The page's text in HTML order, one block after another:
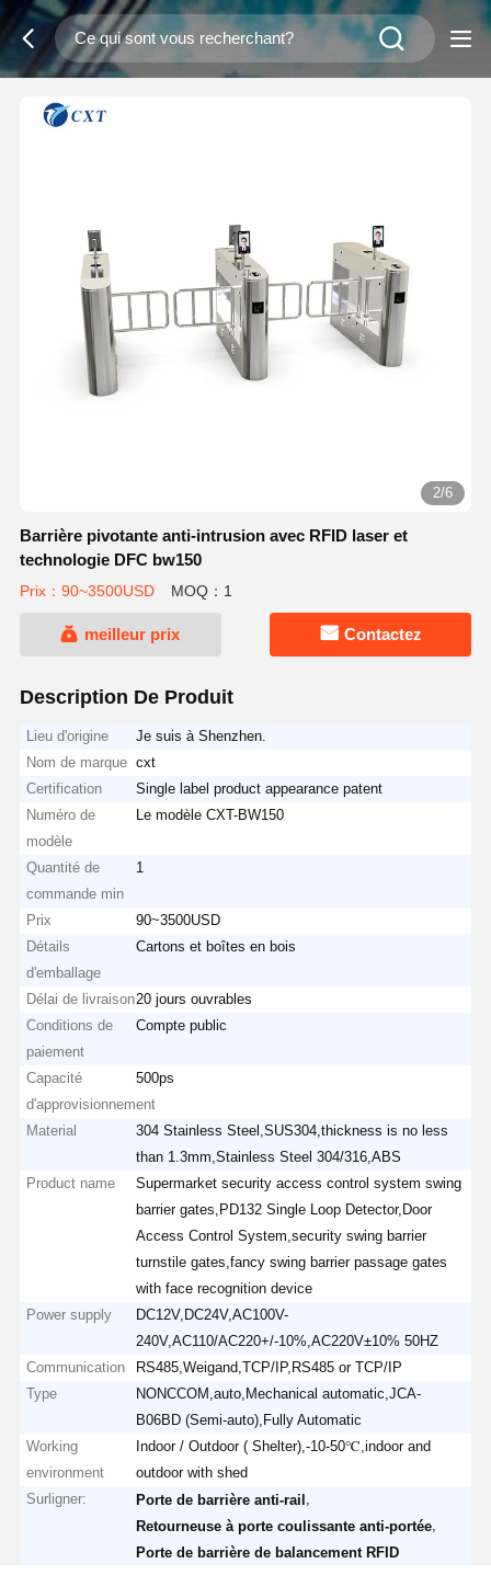
3/6
Barrière pivotante anti-intrusion avec RFID laser et
technologie DFC bw150
Prix：90~3500USD MOQ：1
meilleur prix Contactez
Description De Produit
Lieu d'origine
Je suis à Shenzhen.
Nom de marque cxt
Certification
Single label product appearance patent
Numéro de
modèle
Le modèle CXT-BW150
Quantité de
commande min
1
Prix
90~3500USD
Détails
d'emballage
Cartons et boîtes en bois
Délai de livraison20 jours ouvrables
Conditions de
paiement
Compte public
Capacité
d'approvisionnement
500ps
Material
304 Stainless Steel,SUS304,thickness is no less
than 1.3mm,Stainless Steel 304/316,ABS
Product name
Supermarket security access control system swing
barrier gates,PD132 Single Loop Detector,Door
Access Control System,security swing barrier
turnstile gates,fancy swing barrier passage gates
with face recognition device
Power supply
DC12V,DC24V,AC100V-
240V,AC110/AC220+/-10%,AC220V±10% 50HZ
Communication
RS485,Weigand,TCP/IP,RS485 or TCP/IP
Type
NONCCOM,auto,Mechanical automatic,JCA-
B06BD (Semi-auto),Fully Automatic
Working
environment
Indoor / Outdoor ( Shelter),-10-50℃,indoor and
outdoor with shed
Surligner:
Porte de barrière anti-rail
Retourneuse à porte coulissante anti-portée
Porte de barrière de balancement RFID